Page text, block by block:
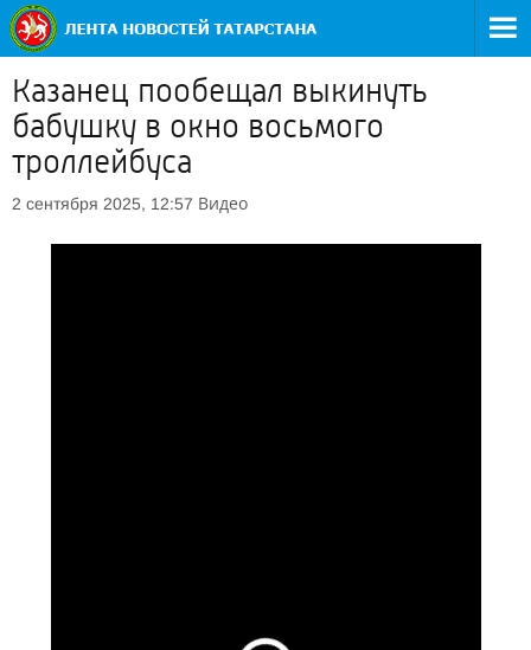
Казанец пообещал выкинуть
бабушку в окно восьмого
троллейбуса
2 сентября 2025, 12:57 Видео